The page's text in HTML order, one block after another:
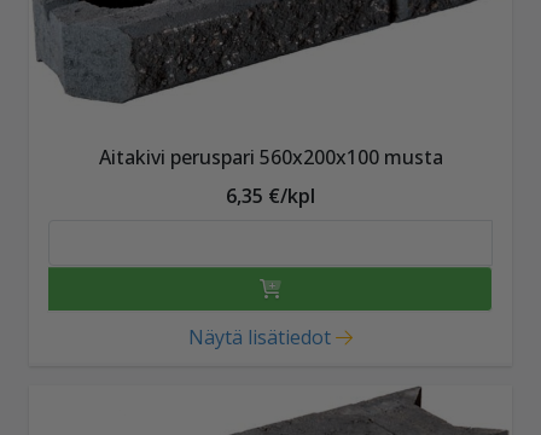
Aitakivi peruspari 560x200x100 musta
6,35 €/kpl
Näytä lisätiedot